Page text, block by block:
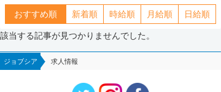
おすすめ順 新着順 時給順 月給順 日給順
該当する記事が見つかりませんでした。
ジョブシア 求人情報